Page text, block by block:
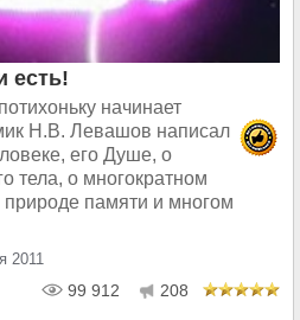
есть!
начинает
Н.В. Левашов написал
его Душе, о
тела, о многократном
памяти и многом
2011
99 912 208